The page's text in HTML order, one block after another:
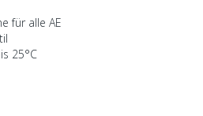
für alle AE
25°C